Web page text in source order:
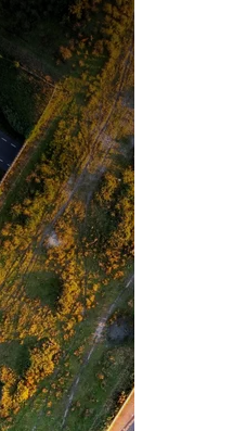
Noord-
Projecten
Bekijk alle projecten in